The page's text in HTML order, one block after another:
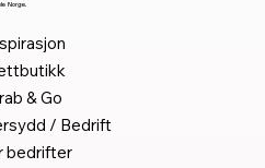
Norge.
& Go
/ Bedrift
bedrifter